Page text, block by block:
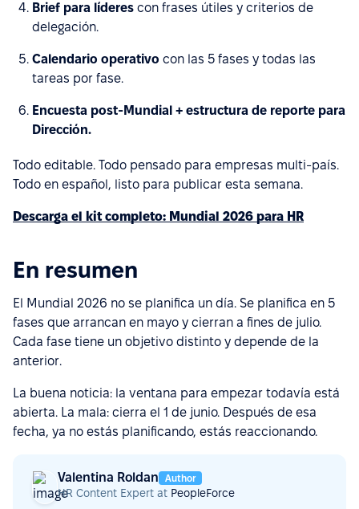
Brief para líderes con frases útiles y criterios de
delegación.
Calendario operativo con las 5 fases y todas las
tareas por fase.
Encuesta post-Mundial + estructura de reporte para
Dirección.
Todo editable. Todo pensado para empresas multi-país.
Todo en español, listo para publicar esta semana.
Descarga el kit completo: Mundial 2026 para HR
En resumen
El Mundial 2026 no se planifica un día. Se planifica en 5
fases que arrancan en mayo y cierran a fines de julio.
Cada fase tiene un objetivo distinto y depende de la
anterior.
La buena noticia: la ventana para empezar todavía está
abierta. La mala: cierra el 1 de junio. Después de esa
fecha, ya no estás planificando, estás reaccionando.
Valentina Roldan Author
HR Content Expert at PeopleForce